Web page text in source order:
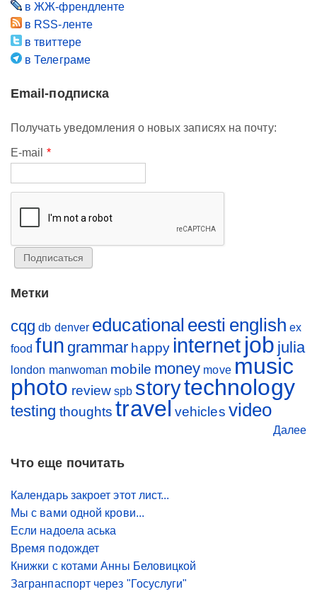
в ЖЖ-френдленте
в RSS-ленте
в твиттере
в Телеграме
Email-подписка
Получать уведомления о новых записях на почту:
E-mail *
Метки
cqg db denver educational eesti english ex
food fun grammar happy internet job julia
london manwoman mobile money move music
photo review spb storytechnology
testing thoughts travel vehicles video
Далее
Что еще почитать
Календарь закроет этот лист...
Мы с вами одной крови...
Если надоела аська
Время подождет
Книжки с котами Анны Беловицкой
Загранпаспорт через "Госуслуги"